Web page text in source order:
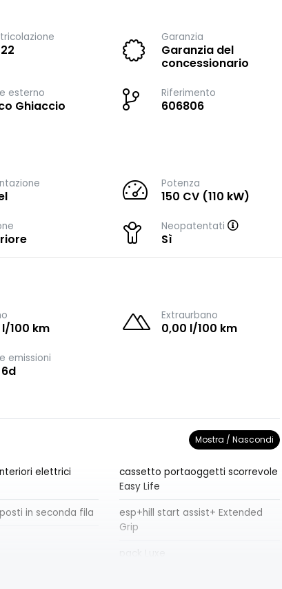
Garanzia
Garanzia del
concessionario
esterno
Ghiaccio
Riferimento
606806
Potenza
150 CV (110 kW)
Neopatentati
Sì
100 km
Extraurbano
0,00 l/100 km
emissioni
Mostra / Nascondi
elettrici
cassetto portaoggetti scorrevole
Easy Life
in seconda fila
esp+hill start assist+ Extended
Grip